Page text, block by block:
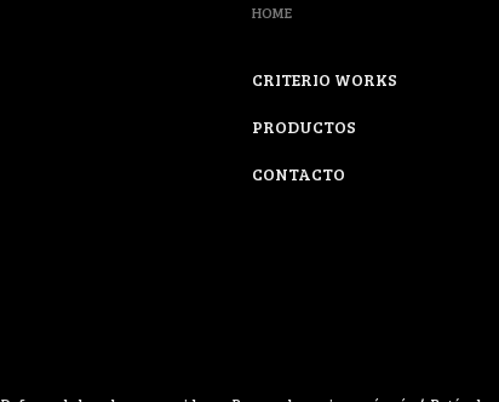
HOME
CRITERIO WORKS
PRODUCTOS
CONTACTO